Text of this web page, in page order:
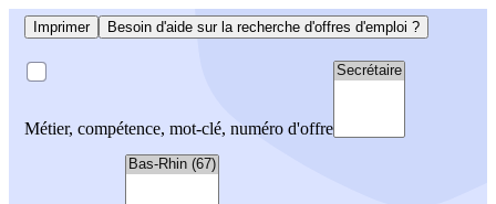
Imprimer Besoin d'aide sur la recherche d'offres d'emploi ?
Métier, compétence, mot-clé, numéro d'offre